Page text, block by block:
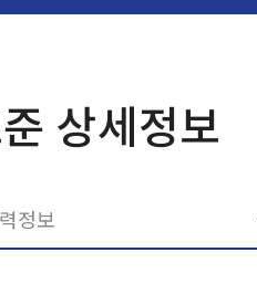
상세정보
정보